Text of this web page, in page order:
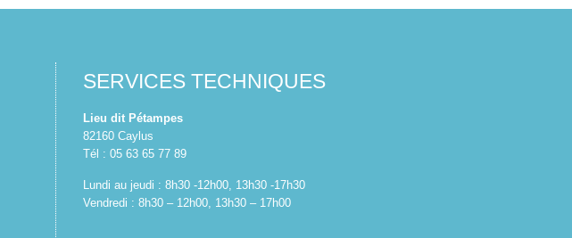
SERVICES TECHNIQUES
Lieu dit Pétampes
82160 Caylus
Tél : 05 63 65 77 89
Lundi au jeudi : 8h30 -12h00, 13h30 -17h30
Vendredi : 8h30 – 12h00, 13h30 – 17h00